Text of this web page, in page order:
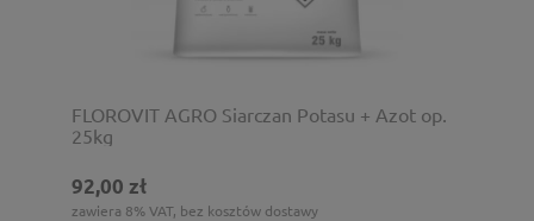
FLOROVIT AGRO Siarczan Potasu + Azot op.
25kg
92,00 zł
zawiera 8% VAT, bez kosztów dostawy